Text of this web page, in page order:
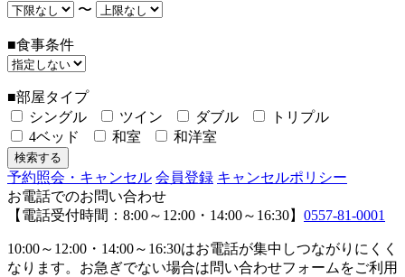
〜
■食事条件
■部屋タイプ
シングル
ツイン ダブル
トリプル
4ベッド
和室 和洋室
予約照会・キャンセル 会員登録 キャンセルポリシー
お電話でのお問い合わせ
【電話受付時間：8:00～12:00・14:00～16:30】 0557-81-0001
10:00～12:00・14:00～16:30はお電話が集中しつながりにくく
なります。お急ぎでない場合は問い合わせフォームをご利用